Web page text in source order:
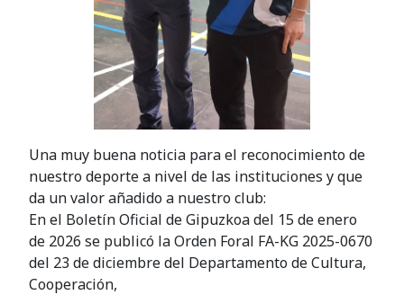
Una muy buena noticia para el reconocimiento de
nuestro deporte a nivel de las instituciones y que
da un valor añadido a nuestro club:
En el Boletín Oficial de Gipuzkoa del 15 de enero
de 2026 se publicó la Orden Foral FA-KG 2025-0670
del 23 de diciembre del Departamento de Cultura,
Cooperación,